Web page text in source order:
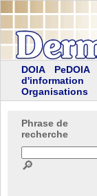
DOIA PeDOIA
d'information
Organisations
Phrase de
recherche
🔎